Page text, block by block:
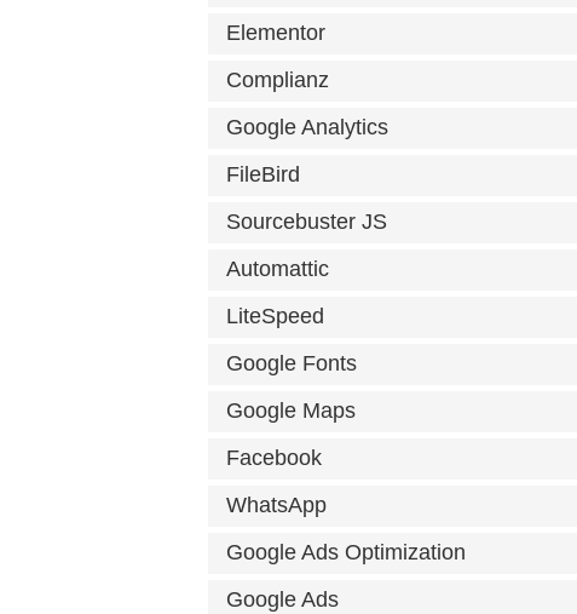
Elementor
Complianz
Google Analytics
FileBird
Sourcebuster JS
Automattic
LiteSpeed
Google Fonts
Google Maps
Facebook
WhatsApp
Google Ads Optimization
Google Ads